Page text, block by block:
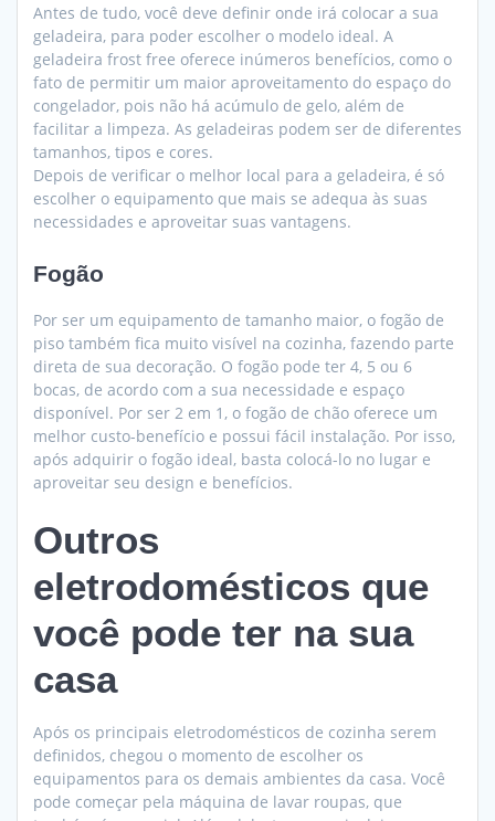
Antes de tudo, você deve definir onde irá colocar a sua
geladeira, para poder escolher o modelo ideal. A
geladeira frost free oferece inúmeros benefícios, como o
fato de permitir um maior aproveitamento do espaço do
congelador, pois não há acúmulo de gelo, além de
facilitar a limpeza. As geladeiras podem ser de diferentes
tamanhos, tipos e cores.
Depois de verificar o melhor local para a geladeira, é só
escolher o equipamento que mais se adequa às suas
necessidades e aproveitar suas vantagens.
Fogão
Por ser um equipamento de tamanho maior, o fogão de
piso também fica muito visível na cozinha, fazendo parte
direta de sua decoração. O fogão pode ter 4, 5 ou 6
bocas, de acordo com a sua necessidade e espaço
disponível. Por ser 2 em 1, o fogão de chão oferece um
melhor custo-benefício e possui fácil instalação. Por isso,
após adquirir o fogão ideal, basta colocá-lo no lugar e
aproveitar seu design e benefícios.
Outros
eletrodomésticos que
você pode ter na sua
casa
Após os principais eletrodomésticos de cozinha serem
definidos, chegou o momento de escolher os
equipamentos para os demais ambientes da casa. Você
pode começar pela máquina de lavar roupas, que